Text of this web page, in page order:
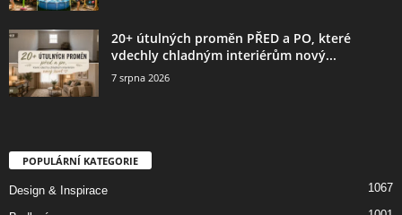
20+ útulných proměn PŘED a PO, které
vdechly chladným interiérům nový...
7 srpna 2026
POPULÁRNÍ KATEGORIE
Design & Inspirace 1067